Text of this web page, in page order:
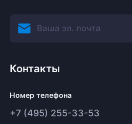
Контакты
Номер телефона
+7 (495) 255-33-53